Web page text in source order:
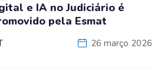
e IA no Judiciário é
pela Esmat
26 março 2026